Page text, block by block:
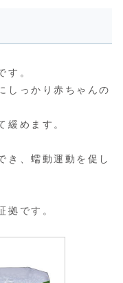
す。
しっかり赤ちゃんの
緩めます。
き、蠕動運動を促し
拠です。